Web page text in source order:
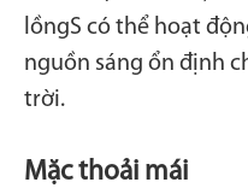
lồngS có thể hoạt
nguồn sáng ổn định
trời.
Mặc thoải mái